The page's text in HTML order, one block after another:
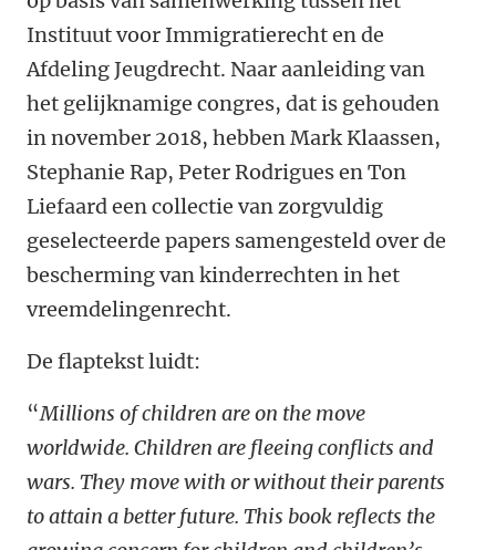
Instituut voor Immigratierecht en de
Afdeling Jeugdrecht. Naar aanleiding van
het gelijknamige congres, dat is gehouden
in november 2018, hebben Mark Klaassen,
Stephanie Rap, Peter Rodrigues en Ton
Liefaard een collectie van zorgvuldig
geselecteerde papers samengesteld over de
bescherming van kinderrechten in het
vreemdelingenrecht.
De flaptekst luidt:
“Millions of children are on the move
worldwide. Children are fleeing conflicts and
wars. They move with or without their parents
to attain a better future. This book reflects the